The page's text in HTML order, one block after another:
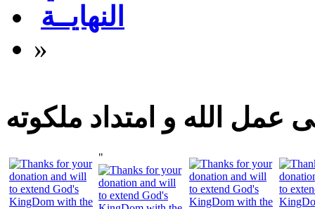
النهايــة
»
عمل الله و امتداد ملكوته
"